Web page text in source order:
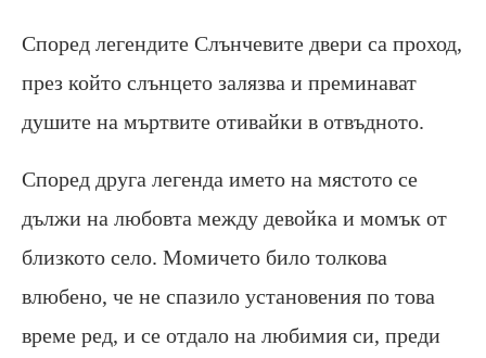
Според легендите Слънчевите двери са проход,
през който слънцето залязва и преминават
душите на мъртвите отивайки в отвъдното.
Според друга легенда името на мястото се
дължи на любовта между девойка и момък от
близкото село. Момичето било толкова
влюбено, че не спазило установения по това
време ред, и се отдало на любимия си, преди